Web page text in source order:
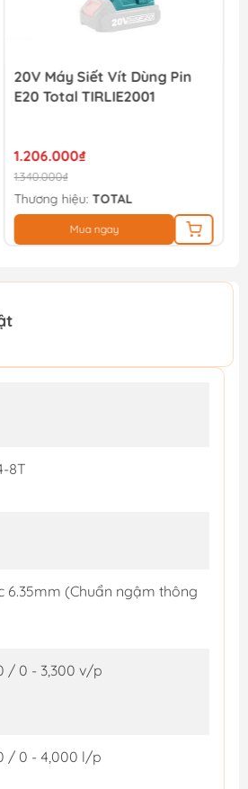
20V Máy Siết Vít Dùng Pin
E20 Total TIRLIE2001
1.206.000₫
1.340.000₫
Thương hiệu: TOTAL
Mua ngay
8T
6.35mm (Chuẩn ngậm thông
/ 0 - 3,300 v/p
/ 0 - 4,000 l/p